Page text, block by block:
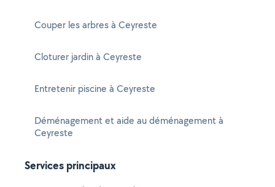
Couper les arbres à Ceyreste
Cloturer jardin à Ceyreste
Entretenir piscine à Ceyreste
Déménagement et aide au déménagement à
Ceyreste
Services principaux